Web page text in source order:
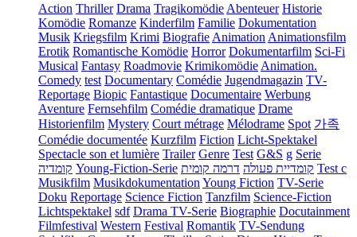
Action Thriller Drama Tragikomödie Abenteuer Historie
Komödie Romanze Kinderfilm Familie Dokumentation
Musik Kriegsfilm Krimi Biografie Animation Animationsfilm
Erotik Romantische Komödie Horror Dokumentarfilm Sci-Fi
Musical Fantasy Roadmovie Krimikomödie Animation.
Comedy test Documentary Comédie Jugendmagazin TV-
Reportage Biopic Fantastique Documentaire Werbung
Aventure Fernsehfilm Comédie dramatique Drame
Historienfilm Mystery Court métrage Mélodrame Spot 가족
Comédie documentée Kurzfilm Fiction Licht-Spektakel
Spectacle son et lumière Trailer Genre Test G&S g Serie
קומדיה Young-Fiction-Serie קומדיית פעולה דרמה קומית
Test c
Musikfilm Musikdokumentation Young Fiction TV-Serie
Doku Reportage Science Fiction Tanzfilm Science-Fiction
Lichtspektakel sdf Drama TV-Serie Biographie Docutainment
Filmfestival Western Festival Romantik TV-Sendung